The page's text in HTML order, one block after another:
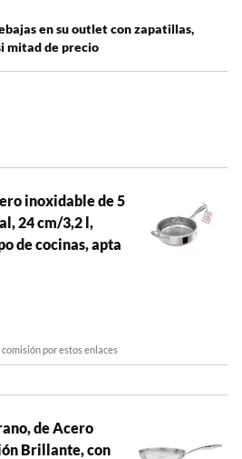
en su outlet con zapatillas,
mitad de precio
inoxidable de 5
24 cm/3,2 l,
de cocinas, apta
por estos enlaces
de Acero
Brillante, con